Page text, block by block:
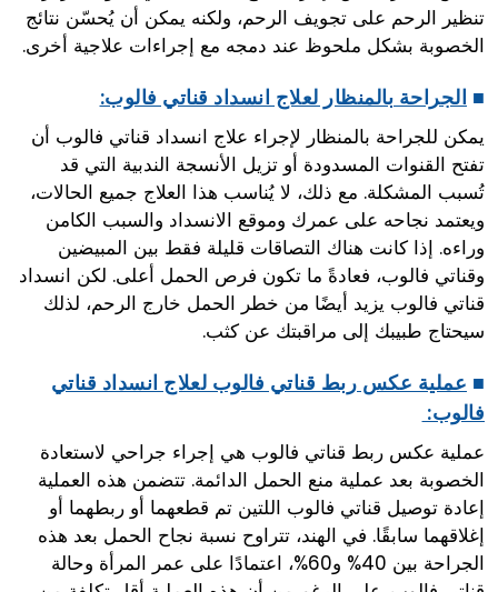
تنظير الرحم على تجويف الرحم، ولكنه يمكن أن يُحسّن نتائج
الخصوبة بشكل ملحوظ عند دمجه مع إجراءات علاجية أخرى.
■ الجراحة بالمنظار لعلاج انسداد قناتي فالوب:
يمكن للجراحة بالمنظار لإجراء علاج انسداد قناتي فالوب أن
تفتح القنوات المسدودة أو تزيل الأنسجة الندبية التي قد
تُسبب المشكلة. مع ذلك، لا يُناسب هذا العلاج جميع الحالات،
ويعتمد نجاحه على عمرك وموقع الانسداد والسبب الكامن
وراءه. إذا كانت هناك التصاقات قليلة فقط بين المبيضين
وقناتي فالوب، فعادةً ما تكون فرص الحمل أعلى. لكن انسداد
قناتي فالوب يزيد أيضًا من خطر الحمل خارج الرحم، لذلك
سيحتاج طبيبك إلى مراقبتك عن كثب.
■ عملية عكس ربط قناتي فالوب لعلاج انسداد قناتي
فالوب:
عملية عكس ربط قناتي فالوب هي إجراء جراحي لاستعادة
الخصوبة بعد عملية منع الحمل الدائمة. تتضمن هذه العملية
إعادة توصيل قناتي فالوب اللتين تم قطعهما أو ربطهما أو
إغلاقهما سابقًا. في الهند، تتراوح نسبة نجاح الحمل بعد هذه
الجراحة بين 40% و60%، اعتمادًا على عمر المرأة وحالة